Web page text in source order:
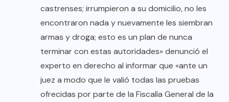
castrenses; irrumpieron a su domicilio, no les
encontraron nada y nuevamente les siembran
armas y droga; esto es un plan de nunca
terminar con estas autoridades» denunció el
experto en derecho al informar que «ante un
juez a modo que le valió todas las pruebas
ofrecidas por parte de la Fiscalía General de la